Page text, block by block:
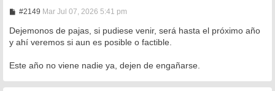
#2149M
n
a
e
Mar Jul 07, 2026 5:41 pm
Dejemonos de pajas, si pudiese venir, será hasta el próximo año
y ahí veremos si aun es posible o factible.
Este año no viene nadie ya, dejen de engañarse.